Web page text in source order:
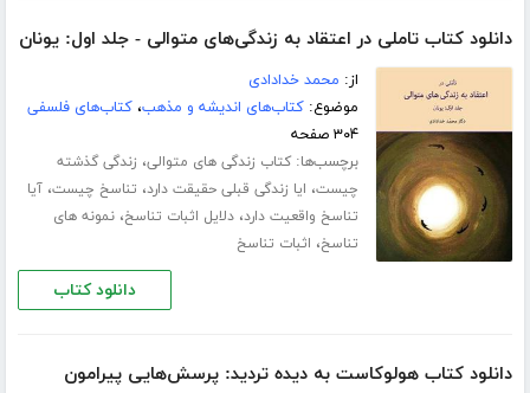
دانلود کتاب تاملی در اعتقاد به زندگی‌های متوالی - جلد اول: یونان
از: محمد خدادادی
موضوع:کتاب‌های اندیشه و مذهب،کتاب‌های فلسفی
۳۰۴ صفحه
برچسب‌ها:کتاب زندگی های متوالی، زندگی گذشته
چیست، ایا زندگی قبلی حقیقت دارد، تناسخ چیست،آیا
تناسخ واقعیت دارد،دلایل اثبات تناسخ،نمونه های
تناسخ، اثبات تناسخ
دانلود کتاب
دانلود کتاب هولوکاست به دیده تردید: پرسش‌هایی پیرامون